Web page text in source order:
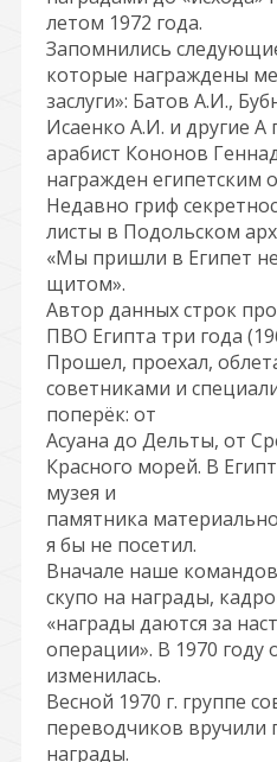
летом 1972 года.
Запомнились
которые награждены
заслуги»: Батов А.И.,
Исаенко А.И. и другие А
арабист Кононов
награжден египетским
Недавно гриф
листы в Подольском
«Мы пришли в Египет
щитом».
Автор данных строк
ПВО Египта три года
Прошел, проехал,
советниками и
поперёк: от
Асуана до Дельты, от
Красного морей. В
музея и
памятника
я бы не посетил.
Вначале наше
скупо на награды,
«награды даются за
операции». В 1970 году
изменилась.
Весной 1970 г. группе
переводчиков вручили
награды.